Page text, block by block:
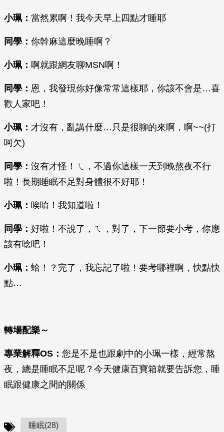
小珮： 當然累啊！我今天早上四點才睡耶
同學： 你幹麻這麼晚睡啊？
小珮： 啊就跟網友聊MSN啊！
同學： 恩，我發現你好像常常這樣耶，你該不會是…喜
歡人家吧！
小珮： 才沒有，亂講什麼…只是很聊的來啊，啊~~(打
呵欠)
同學： 沒有才怪！ㄟ，不過你這樣一天到晚熬夜不行
啦！長期睡眠不足對身體很不好耶！
小珮： 唉唷！我知道啦！
同學： 好啦！不說了，ㄟ，對了，下一節要小考，你應
該有唸吧！
小珮： 蛤！？完了，我忘記了啦！要考哪裡啊，快點快
點…
轉場配樂～
專業解釋OS ： 您是不是也跟劇中的小珮一樣，經常熬
夜，總是睡眠不足呢？今天健康百寶箱就要告訴您，睡
眠跟健康之間的關係
睡眠(28)